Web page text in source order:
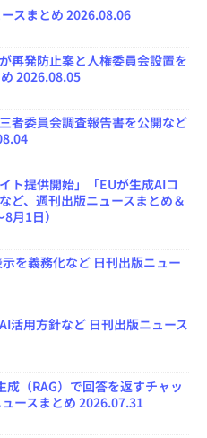
e
C
a
n
n
スまとめ 2026.08.06
再発防止案と人権委員会設置を
2026.08.05
者委員会調査報告書を公開など
ト提供開始」「EUが生成AIコ
ど、週刊出版ニュースまとめ＆
月1日）
を義務化など 日刊出版ニュー
活用方針など 日刊出版ニュース
（RAG）で回答を返すチャッ
ースまとめ 2026.07.31